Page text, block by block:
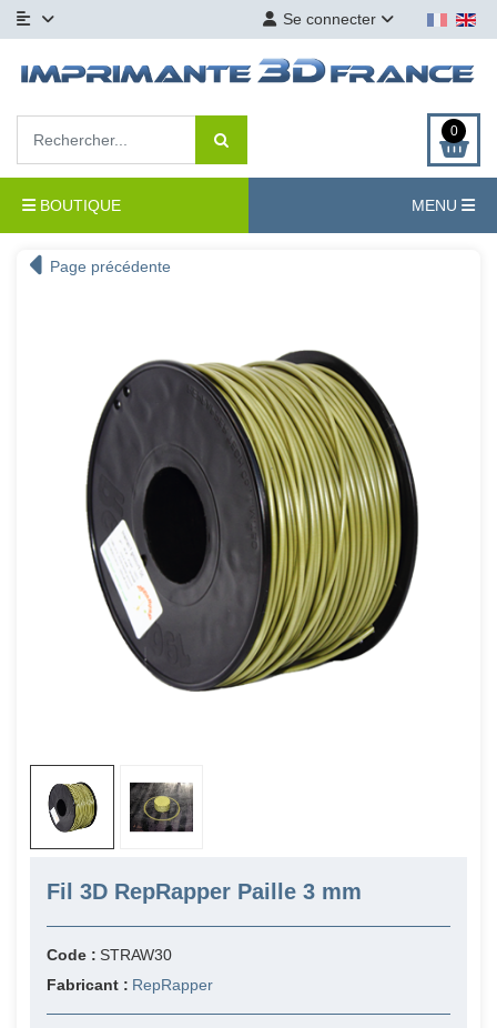
Se connecter
0
BOUTIQUE MENU
Page précédente
Fil 3D RepRapper Paille 3 mm
Code : STRAW30
Fabricant : RepRapper